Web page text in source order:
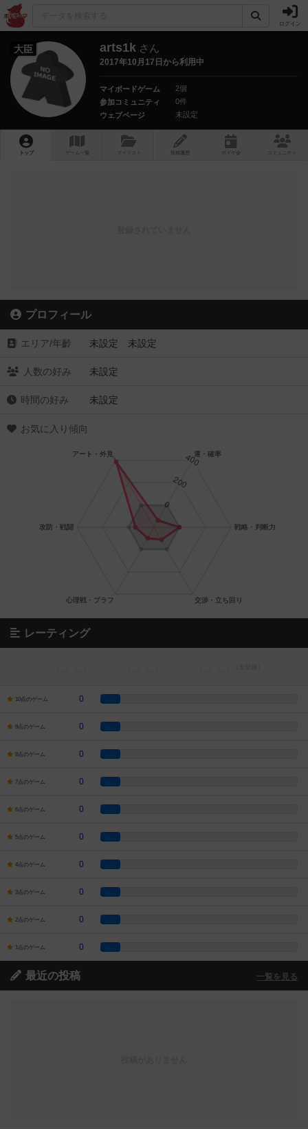
ログイン
大臣 arts1k さん
2017年10月17日から利用中
マイボードゲーム
2個
参加コミュニティ
0件
ウェブページ
未設定
トップ ゲーム一覧 マイリスト 投稿履歴 ボ ドゲ コミュニティ
プロフィール
エリア/年齡 未設定 未設定
人数の好み 未設定
時間の好み 未設定
お気に入り傾向
レーティング
10点のゲーム 0
9点のゲーム 0
8点のゲーム 0
7点のゲーム 0
6点のゲーム 0
5点のゲーム 0
4点のゲーム 0
3点のゲーム 0
2点のゲーム 0
1点のゲーム 0
最近の投稿 一覧を見る